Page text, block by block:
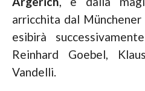
arricchita dal Münchener
esibirà
Reinhard Goebel,
Vandelli.